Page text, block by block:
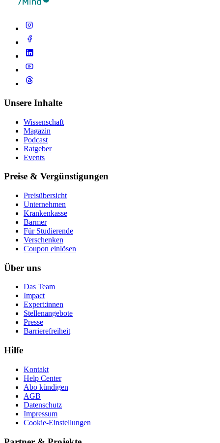
Unsere Inhalte
Wissenschaft
Magazin
Podcast
Ratgeber
Events
Preise & Vergünstigungen
Preisübersicht
Unternehmen
Krankenkasse
Barmer
Für Studierende
Ver­schen­ken
Coupon einlösen
Über uns
Das Team
Impact
Expert:innen
Stellenangebote
Presse
Barrierefreiheit
Hilfe
Kontakt
Help Center
Abo kündigen
AGB
Datenschutz
Impressum
Cookie-Einstellungen